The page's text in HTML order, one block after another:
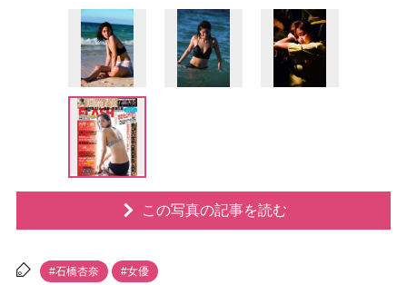
この写真の記事を読む
#石橋杏奈 #女優